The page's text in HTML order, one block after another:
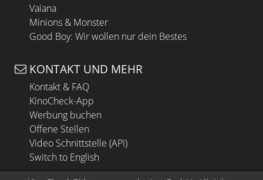
Vaiana
Minions & Monster
Good Boy: Wir wollen nur dein Bestes
KONTAKT UND MEHR
Kontakt & FAQ
KinoCheck-App
Werbung buchen
Offene Stellen
Video Schnittstelle (API)
Switch to English